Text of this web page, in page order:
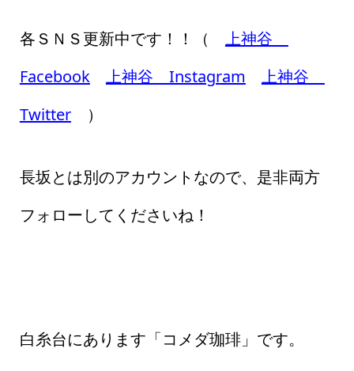
各ＳＮＳ更新中です！！（ 上神谷
Facebook
上神谷 Instagram
上神谷
Twitter）
長坂とは別のアカウントなので、是非両方
フォローしてくださいね！
白糸台にあります「コメダ珈琲」です。